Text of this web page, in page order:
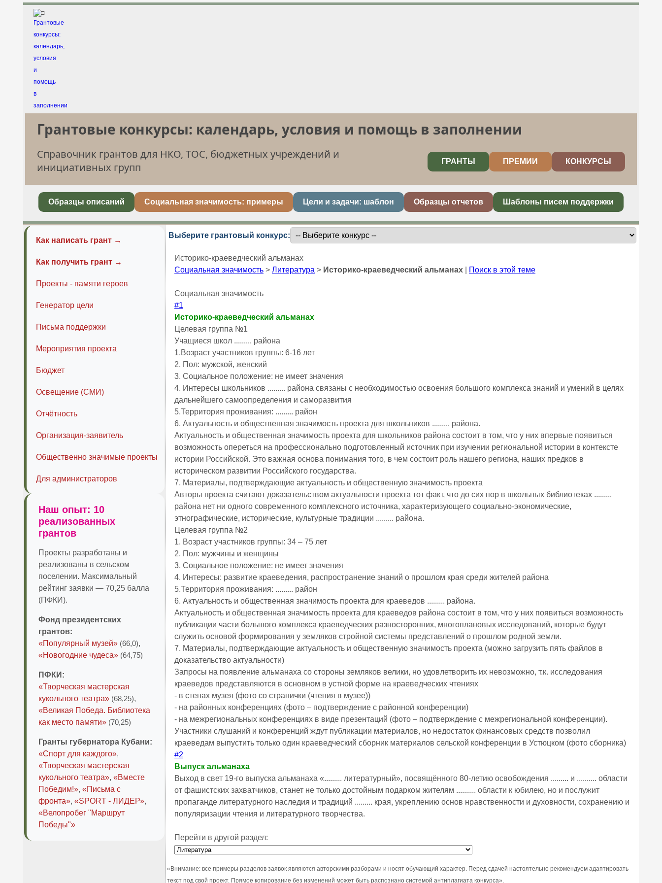
□
Грантовые конкурсы: календарь, условия и помощь в заполнении
Справочник грантов для НКО, ТОС, бюджетных учреждений и
инициативных групп
ГРАНТЫ ПРЕМИИ КОНКУРСЫ
Образцы описаний Социальная значимость: примеры Цели и задачи: шаблон Образцы отчетов Шаблоны писем поддержки
Как написать грант →
Как получить грант →
Проекты - памяти героев
Генератор цели
Письма поддержки
Мероприятия проекта
Бюджет
Освещение (СМИ)
Отчётность
Организация-заявитель
Общественно значимые проекты
Для администраторов
Наш опыт: 10
реализованных
грантов
Проекты разработаны и
реализованы в сельском
поселении. Максимальный
рейтинг заявки — 70,25 балла
(ПФКИ).
Фонд президентских
грантов:
«Популярный музей» (66,0),
«Новогодние чудеса» (64,75)
ПФКИ:
«Творческая мастерская
кукольного театра» (68,25),
«Великая Победа. Библиотека
как место памяти» (70,25)
Гранты губернатора Кубани:
«Спорт для каждого»,
«Творческая мастерская
кукольного театра», «Вместе
Победим!», «Письма с
фронта», «SPORT - ЛИДЕР»,
«Велопробег "Маршрут
Победы"»
Выберите грантовый конкурс:
Историко-краеведческий альманах
Социальная значимость > Литература > Историко-краеведческий альманах Поиск в этой теме
Социальная значимость
#1
Историко-краеведческий альманах
Целевая группа №1
Учащиеся школ ......... района
1.Возраст участников группы: 6-16 лет
2. Пол: мужской, женский
3. Социальное положение: не имеет значения
4. Интересы школьников ......... района связаны с необходимостью освоения большого комплекса знаний и умений в целях
дальнейшего самоопределения и саморазвития
5.Территория проживания: ......... район
6. Актуальность и общественная значимость проекта для школьников ......... района.
Актуальность и общественная значимость проекта для школьников района состоит в том, что у них впервые появиться
возможность опереться на профессионально подготовленный источник при изучении региональной истории в контексте
истории Российской. Это важная основа понимания того, в чем состоит роль нашего региона, наших предков в
историческом развитии Российского государства.
7. Материалы, подтверждающие актуальность и общественную значимость проекта
Авторы проекта считают доказательством актуальности проекта тот факт, что до сих пор в школьных библиотеках .........
района нет ни одного современного комплексного источника, характеризующего социально-экономические,
этнографические, исторические, культурные традиции ......... района.
Целевая группа №2
1. Возраст участников группы: 34 – 75 лет
2. Пол: мужчины и женщины
3. Социальное положение: не имеет значения
4. Интересы: развитие краеведения, распространение знаний о прошлом края среди жителей района
5.Территория проживания: ......... район
6. Актуальность и общественная значимость проекта для краеведов ......... района.
Актуальность и общественная значимость проекта для краеведов района состоит в том, что у них появиться возможность
публикации части большого комплекса краеведческих разносторонних, многоплановых исследований, которые будут
служить основой формирования у земляков стройной системы представлений о прошлом родной земли.
7. Материалы, подтверждающие актуальность и общественную значимость проекта (можно загрузить пять файлов в
доказательство актуальности)
Запросы на появление альманаха со стороны земляков велики, но удовлетворить их невозможно, т.к. исследования
краеведов представляются в основном в устной форме на краеведческих чтениях
- в стенах музея (фото со странички (чтения в музее))
- на районных конференциях (фото – подтверждение с районной конференции)
- на межрегиональных конференциях в виде презентаций (фото – подтверждение с межрегиональной конференции).
Участники слушаний и конференций ждут публикации материалов, но недостаток финансовых средств позволил
краеведам выпустить только один краеведческий сборник материалов сельской конференции в Устюцком (фото сборника)
#2
Выпуск альманаха
Выход в свет 19-го выпуска альманаха «......... литературный», посвящённого 80-летию освобождения ......... и .......... области
от фашистских захватчиков, станет не только достойным подарком жителям .......... области к юбилею, но и послужит
пропаганде литературного наследия и традиций ......... края, укреплению основ нравственности и духовности, сохранению и
популяризации чтения и литературного творчества.
Перейти в другой раздел:
«Внимание: все примеры разделов заявок являются авторскими разборами и носят обучающий характер. Перед сдачей настоятельно рекомендуем адаптировать
текст под свой проект. Прямое копирование без изменений может быть распознано системой антиплагиата конкурса».